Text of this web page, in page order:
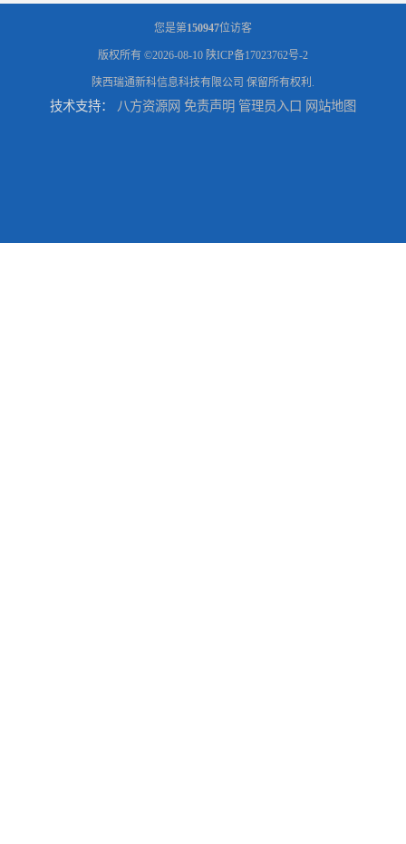
您是第150947位访客
版权所有 ©2026-08-10 陕ICP备17023762号-2
陕西瑞通新科信息科技有限公司 保留所有权利.
技术支持： 八方资源网 免责声明 管理员入口 网站地图